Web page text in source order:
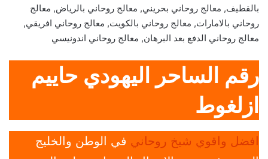
بالقطيف, معالج روحاني بحريني, معالج روحاني بالرياض, معالج
روحاني بالامارات, معالج روحاني بالكويت, معالج روحاني افريقي,
معالج روحاني الدفع بعد البرهان, معالج روحاني اندونيسي
رقم الساحر اليهودي حاييم
ازلغوط
افضل واقوي شيخ روحاني في الوطن والخليج